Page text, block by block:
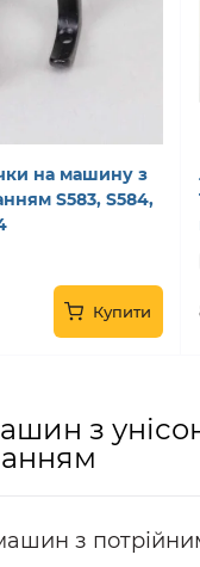
на машину з
S583, S584,
Купити
з
з